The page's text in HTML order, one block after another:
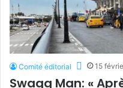
Comité éditorial 15
Swagg Man: «